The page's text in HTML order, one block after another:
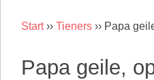
Start›› Tieners ›› Papa
Papa geile,